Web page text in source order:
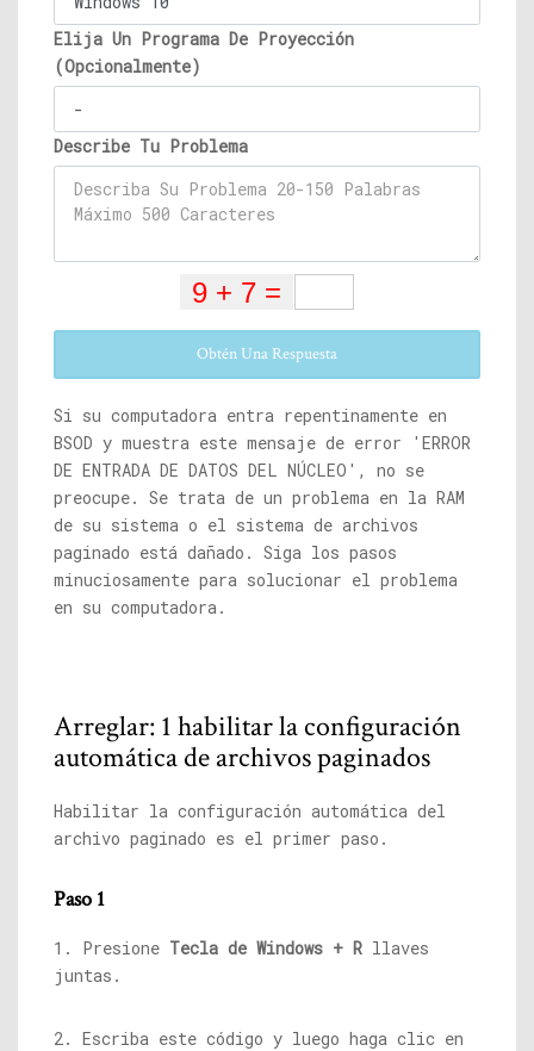
Elija Un Programa De Proyección
(Opcionalmente)
Describe Tu Problema
Obtén Una Respuesta
Si su computadora entra repentinamente en
BSOD y muestra este mensaje de error 'ERROR
DE ENTRADA DE DATOS DEL NÚCLEO', no se
preocupe. Se trata de un problema en la RAM
de su sistema o el sistema de archivos
paginado está dañado. Siga los pasos
minuciosamente para solucionar el problema
en su computadora.
Arreglar: 1 habilitar la configuración
automática de archivos paginados
Habilitar la configuración automática del
archivo paginado es el primer paso.
Paso 1
1. Presione Tecla de Windows + R llaves
juntas.
2. Escriba este código y luego haga clic en